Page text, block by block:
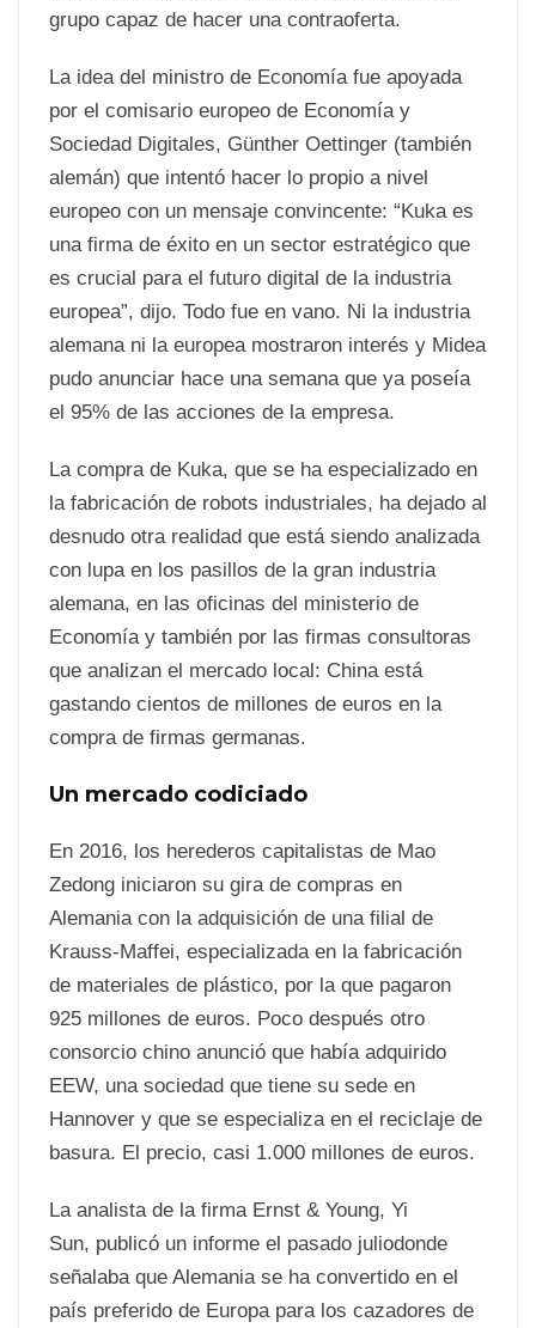
grupo capaz de hacer una contraoferta.
La idea del ministro de Economía fue apoyada
por el comisario europeo de Economía y
Sociedad Digitales, Günther Oettinger (también
alemán) que intentó hacer lo propio a nivel
europeo con un mensaje convincente: “Kuka es
una firma de éxito en un sector estratégico que
es crucial para el futuro digital de la industria
europea”, dijo. Todo fue en vano. Ni la industria
alemana ni la europea mostraron interés y Midea
pudo anunciar hace una semana que ya poseía
el 95% de las acciones de la empresa.
La compra de Kuka, que se ha especializado en
la fabricación de robots industriales, ha dejado al
desnudo otra realidad que está siendo analizada
con lupa en los pasillos de la gran industria
alemana, en las oficinas del ministerio de
Economía y también por las firmas consultoras
que analizan el mercado local: China está
gastando cientos de millones de euros en la
compra de firmas germanas.
Un mercado codiciado
En 2016, los herederos capitalistas de Mao
Zedong iniciaron su gira de compras en
Alemania con la adquisición de una filial de
Krauss-Maffei, especializada en la fabricación
de materiales de plástico, por la que pagaron
925 millones de euros. Poco después otro
consorcio chino anunció que había adquirido
EEW, una sociedad que tiene su sede en
Hannover y que se especializa en el reciclaje de
basura. El precio, casi 1.000 millones de euros.
La analista de la firma Ernst & Young, Yi
Sun, publicó un informe el pasado juliodonde
señalaba que Alemania se ha convertido en el
país preferido de Europa para los cazadores de